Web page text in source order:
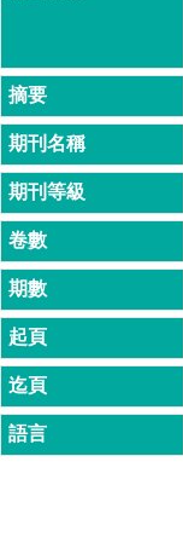
博
士
班
碩
士
班
在
職
專
班
學
術